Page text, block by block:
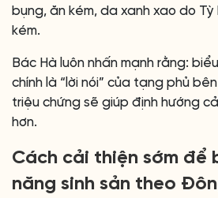
bụng, ăn kém, da xanh xao do Tỳ
kém.
Bác Hà luôn nhấn mạnh rằng:
chính là “lời nói” của tạng phủ
triệu chứng sẽ giúp định hướng
hơn.
Cách cải thiện sớm để
năng sinh sản theo